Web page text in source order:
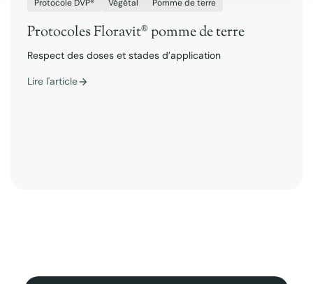
Protocole DVP® Végétal Pomme de terre
Protocoles Floravit® pomme de terre
Respect des doses et stades d’application
Lire l'article